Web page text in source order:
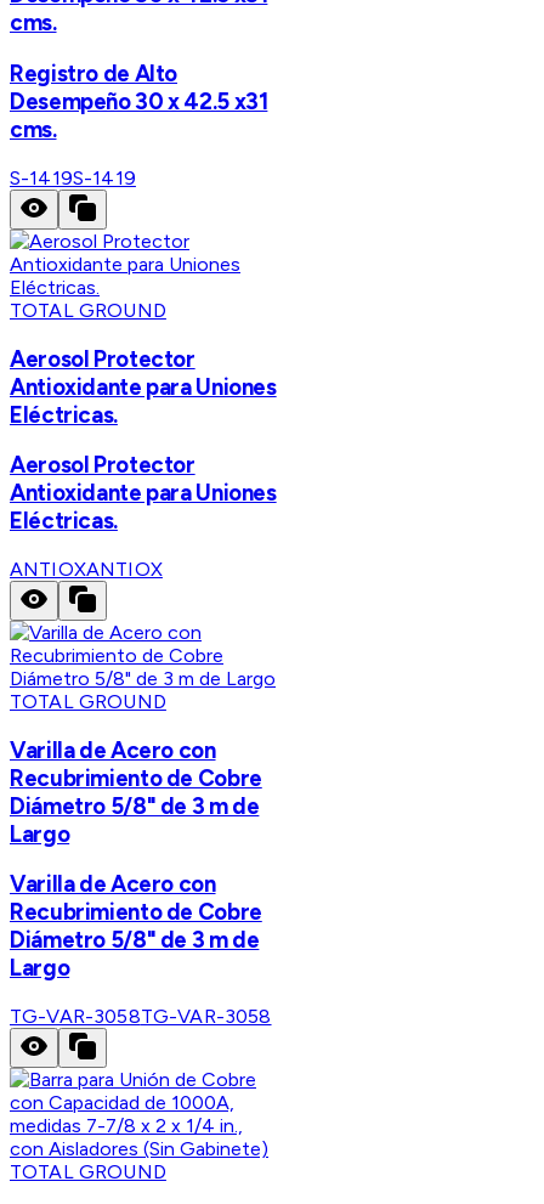
cms.
Registro de Alto
Desempeño 30 x 42.5 x31
cms.
S-1419S-1419
TOTAL GROUND
Aerosol Protector
Antioxidante para Uniones
Eléctricas.
Aerosol Protector
Antioxidante para Uniones
Eléctricas.
ANTIOXANTIOX
TOTAL GROUND
Varilla de Acero con
Recubrimiento de Cobre
Diámetro 5/8" de 3 m de
Largo
Varilla de Acero con
Recubrimiento de Cobre
Diámetro 5/8" de 3 m de
Largo
TG-VAR-3058TG-VAR-3058
TOTAL GROUND